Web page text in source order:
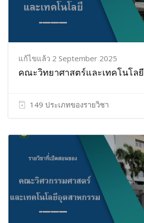
แก้ไขแล้ว 2 September 2025
คณะวิทยาศาสตร์และเทคโนโลยี
149 ประเภทของรายวิชา